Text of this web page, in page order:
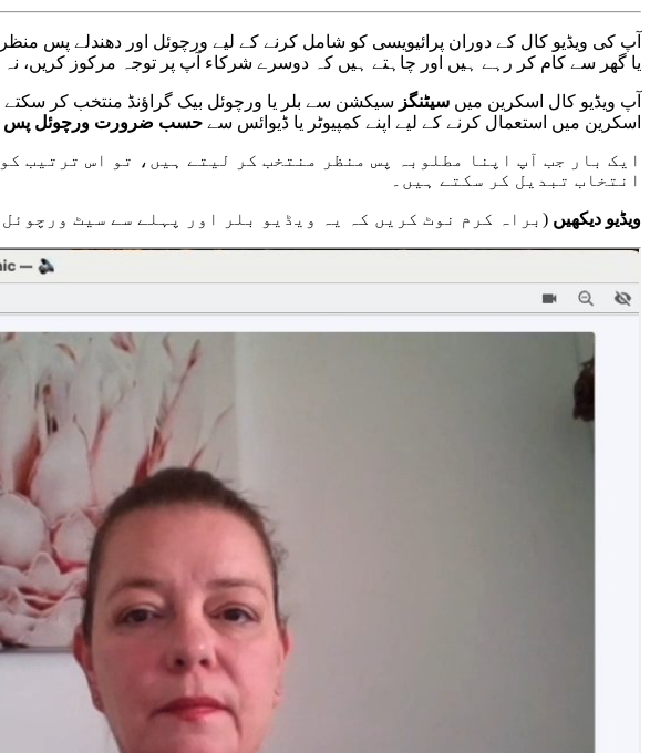
پ کی ویڈیو کال ک ے دور ن پر ئیویسی کو شامل کر ن ے ک ے لی ے ور چوئل ور دھندل ے پس منظر
یا گھر س ے کام کر ر ہ ے ہیں ور چا ہت ے ہیں ک دوسر ے شر کاء پ پر توج مر کوز کر یں، ن
پ ویڈیو کال سکر ین میں سیٹنگز سیکشن س ے بلر یا ور چوئل بیک گر ؤنڈ منتخب کر سکت ے
سکر ین میں ستعمال کر ن ے ک ے لی ے پن ے کمپیوٹر یا ڈیو ئس س ے حسب ضر ور ت ور چوئل پس
ا ی ک ب ا ر جب آ پ ا پ ن ا م ط ل و ب پ س م ن ظ ر م ن ت خب ک ر ل ی ت ے ہ ی ں ، ت و ا س ت ر ت ی ب ک و
ا ن ت خ ا ب ت ب د ی ل ک ر س ک ت ے ہ ی ں
ویڈیو دیکھیں ( ب ر ا ک ر م ن و ٹ ک ر ی ں ک ی و ی ڈ ی و ب ل ر ا و ر پ ہ ل ے س ے س ی ٹ و ر چ و ئ ل